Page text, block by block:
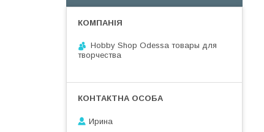
Hobby Shop Odessa товары для
творчества
Ирина